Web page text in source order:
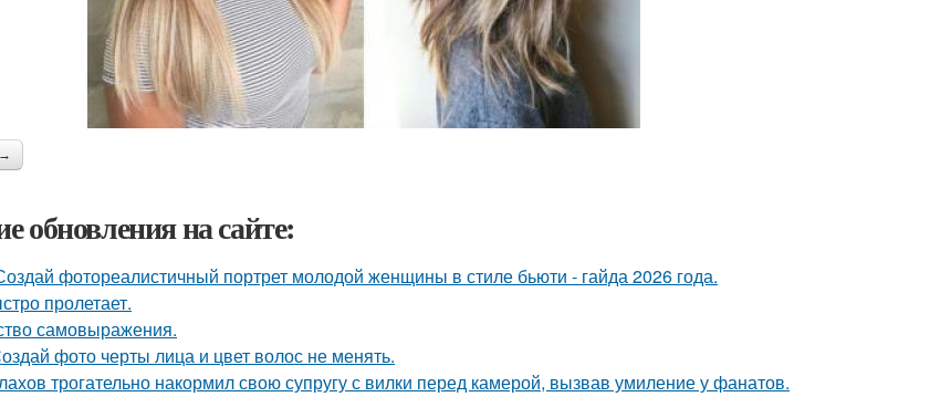
обновления на сайте:
фотореалистичный портрет молодой женщины в стиле бьюти - гайда 2026 года.
пролетает.
самовыражения.
фото черты лица и цвет волос не менять.
трогательно накормил свою супругу с вилки перед камерой, вызвав умиление у фанатов.